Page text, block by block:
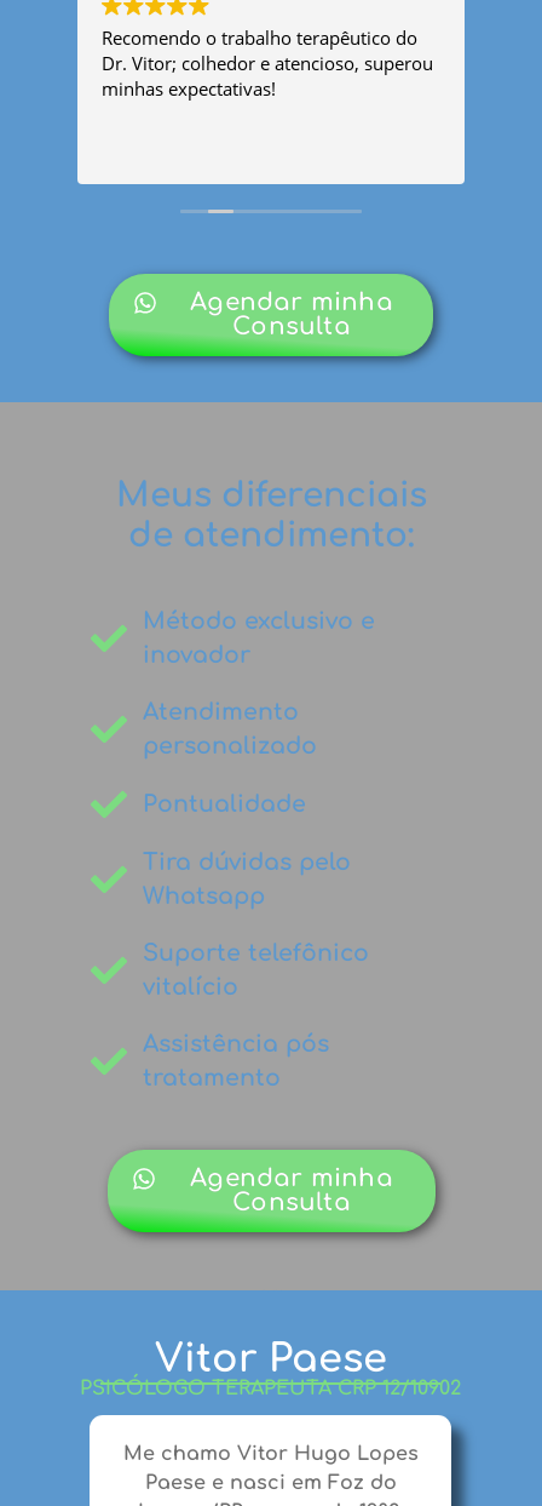
Recomendo o trabalho terapêutico do
Dr. Vitor; colhedor e atencioso, superou
minhas expectativas!
Agendar minha
Consulta
Meus diferenciais
de atendimento:
Método exclusivo e
inovador
Atendimento
personalizado
Pontualidade
Tira dúvidas pelo
Whatsapp
Suporte telefônico
vitalício
Assistência pós
tratamento
Agendar minha
Consulta
Vitor Paese
PSICÓLOGO TERAPEUTA CRP 12/10902
Me chamo Vitor Hugo Lopes
Paese e nasci em Foz do